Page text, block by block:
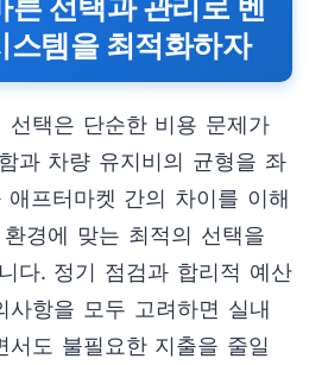
른 선택과 관리로 벤
스템을 최적화하자
선택은 단순한 비용 문제가
과 차량 유지비의 균형을 좌
애프터마켓 간의 차이를 이해
경에 맞는 최적의 선택을
다. 정기 점검과 합리적 예산
사항을 모두 고려하면 실내
서도 불필요한 지출을 줄일